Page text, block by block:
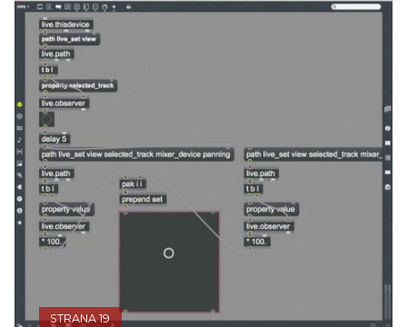
STRANA 19